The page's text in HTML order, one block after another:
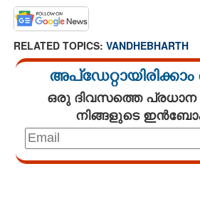
RELATED TOPICS: VANDHEBHARTH
ഒരു ദിവസത്തെ
നിങ്ങളുടെ